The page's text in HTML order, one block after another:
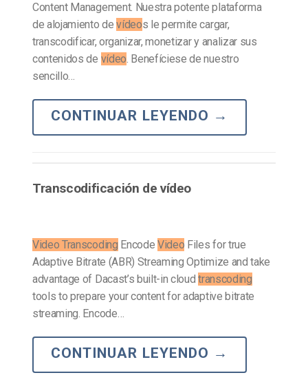
Content Management. Nuestra potente plataforma
de alojamiento devídeos le permite cargar,
transcodificar, organizar, monetizar y analizar sus
contenidos de vídeo. Benefíciese de nuestro
sencillo…
CONTINUAR LEYENDO →
Transcodificación de vídeo
Video Transcoding EncodeVideo Files for true
Adaptive Bitrate (ABR) Streaming Optimize and take
advantage of Dacast’s built-in cloudtranscoding
tools to prepare your content for adaptive bitrate
streaming. Encode…
CONTINUAR LEYENDO →